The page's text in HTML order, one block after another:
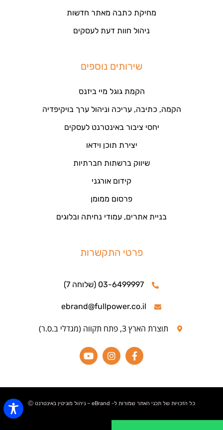
מחיקת כתבה מאתר חדשות
ניהול חוות דעת לעסקים
שירותים נוספים
הקמת גוגל מיי ביזנס
הקמה, כתיבה, עריכה וניהול ערך בויקיפדיה
יחסי ציבור באינטרנט לעסקים
יצירת תוכן וידאו
שיווק ברשתות חברתיות
קידום אורגני
פרסום ממומן
בניית אתרים, עמודי נחיתה ובלוגים
פרטי התקשרות
03-6499997 (שלוחה 7)
ebrand@fullpower.co.il
תוצרת הארץ 3, פתח תקווה (מגדלי ב.ס.ר)
כל הזכויות של תכני האתר שמורות ל- eBrand – ניהול מוניטין באינטרנט Ⓒ